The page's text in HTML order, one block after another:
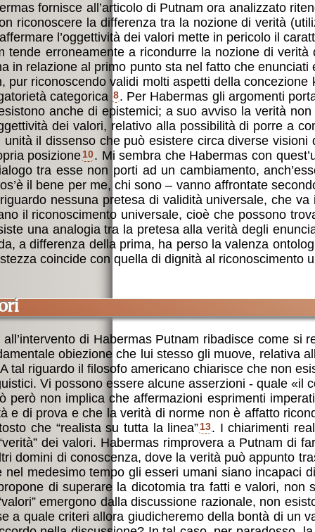
fornisce all’articolo di Putnam ora analizzato
riconoscere la differenza tra la nozione di verità
l’oggettività dei valori mette in pericolo il
tende erroneamente a ricondurre la nozione di
in relazione al primo punto sta nel fatto che
pur riconoscendo validi molti aspetti della
categorica 8. Per Habermas gli argomenti
anche di epistemici; a suo avviso la verità
dei valori, relativo alla possibilità di porre a
il dissenso che può esistere circa diverse
posizione10. Mi sembra che Habermas con
tra esse non porti ad un cambiamento,
il bene per me, chi sono – vanno affrontate
nessuna pretesa di validità universale, che
il riconoscimento universale, cioè che possono
una analogia tra la pretesa alla verità degli
a differenza della prima, ha perso la valenza
coincide con quella di dignità al riconoscimento
di Habermas Putnam ribadisce come
obiezione che lui stesso gli muove, relativa
tal riguardo il filosofo americano chiarisce che non
Vi possono essere alcune asserzioni - quale
però non implica che affermazioni esprimenti
e di prova e che la verità di norme non è affatto
che “realista su tutta la linea”13. I chiarimenti
dei valori. Habermas rimprovera a Putnam di
domini di conoscenza, dove la verità può appunto
nel medesimo tempo gli esseri umani siano incapaci
di superare la dicotomia tra fatti e valori,
emergono dalla discussione razionale, non
a quale criteri allora giudicheremo della bontà di un